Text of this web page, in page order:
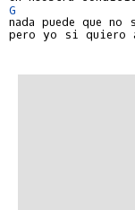
G
nada puede que no
pero yo si quiero